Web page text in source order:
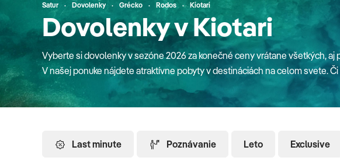
Satur Dovolenky Grécko Rodos Kiotari
Dovolenky v Kiotari
Vyberte si dovolenky v sezóne 2026 za konečné ceny vrátane všetkých, aj
V našej ponuke nájdete atraktívne pobyty v destináciách na celom svete.
plavby loďou, poznávacie zájazdy alebo pobyty na Slovensku. Pre rodiny s
detské paušále a pobyty na Slovensku majú deti úplne zdarma. V mnohých
Chorvátska, či talianskeho Jadranu. Ktorú destináciu si vybrať? Grécko vyhľadávajú turisti najmä
Last minute Poznávanie Leto Exclusive